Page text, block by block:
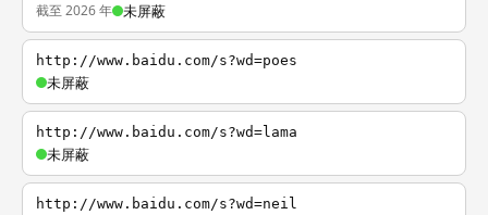
截至 2026 年 未屏蔽
http://www.baidu.com/s?wd=poes
未屏蔽
http://www.baidu.com/s?wd=lama
未屏蔽
http://www.baidu.com/s?wd=neil